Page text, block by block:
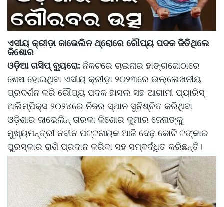
ଏସୀୟ କ୍ରୀଡ଼ା ଜାଭେଲିନ ଥ୍ରୋରେ ରୌପ୍ୟ ପଦକ ଜିତିଥିଲେ
କିଶୋର
ଓଡ଼ିଆ ଗସିପ୍ ବ୍ୟୁରୋ: ନିକଟରେ ଚାଇନାର ହାଙ୍ଗଜୋଠାରେ
ଶେଷ ହୋଇଥିବା ଏସୀୟ କ୍ରୀଡ଼ା ୨୦୨୩ରେ ଉଲ୍ଲେଖନୀୟ
ପ୍ରଦର୍ଶନ କରି ରୌପ୍ୟ ପଦକ ହାସଲ ସହ ଆଗାମୀ ପ୍ୟାରିସ୍
ଅଲିମ୍ପିକ୍ସ ୨୦୨୪ରେ ନିଜର ସ୍ଥାନ ସୁନିଶ୍ଚିତ କରିଥିବା
ଓଡ଼ିଶାର ଜାଭେଲିନ୍ ତାରକା କିଶୋର କୁମାର ଜେନାଙ୍କୁ
ମୁଖ୍ୟମନ୍ତ୍ରୀ ନବୀନ ପଟ୍ଟନାୟକ ଆଜି ଦେଢ଼ କୋଟି ଟଙ୍କାର
ପୁରସ୍କାର ରାଶି ପ୍ରଦାନ କରିବା ସହ ସମ୍ବର୍ଦ୍ଧିତ କରିଛନ୍ତି।